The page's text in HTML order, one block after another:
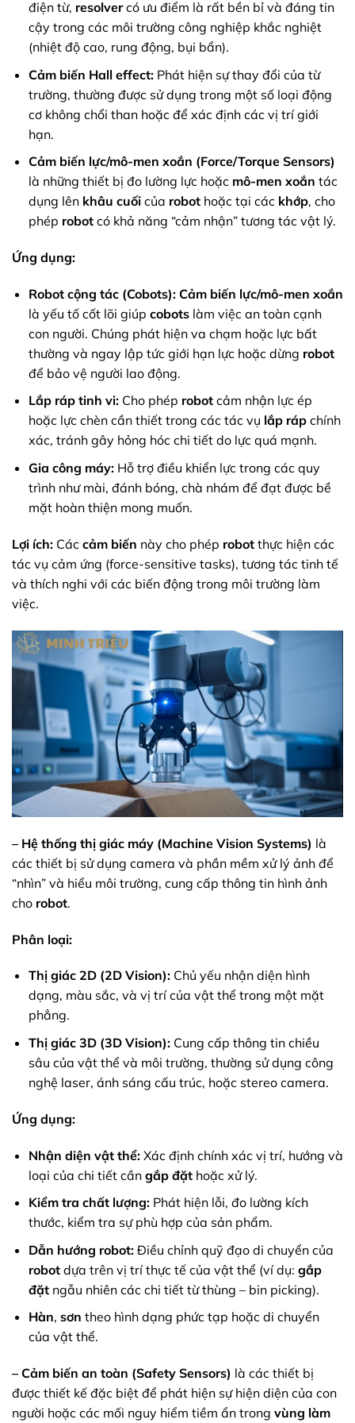
điện từ, resolvercó ưu điểm là rất bền bỉ và đáng tin
cậy trong các môi trường công nghiệp khắc nghiệt
(nhiệt độ cao, rung động, bụi bẩn).
Cảm biến Hall effect:Phát hiện sự thay đổi của từ
trường, thường được sử dụng trong một số loại động
cơ không chổi than hoặc để xác định các vị trí giới
hạn.
Cảm biến lực/mô-men xoắn (Force/Torque Sensors)
là những thiết bị đo lường lực hoặc mô-men xoắn tác
dụng lên khâu cuốicủa robothoặc tại các khớp, cho
phép robotcó khả năng “cảm nhận” tương tác vật lý.
Ứng dụng:
Robot cộng tác (Cobots): Cảm biến lực/mô-men xoắn
là yếu tố cốt lõi giúp cobotslàm việc an toàn cạnh
con người. Chúng phát hiện va chạm hoặc lực bất
thường và ngay lập tức giới hạn lực hoặc dừng robot
để bảo vệ người lao động.
Lắp ráp tinh vi:Cho phép robotcảm nhận lực ép
hoặc lực chèn cần thiết trong các tác vụ lắp rápchính
xác, tránh gây hỏng hóc chi tiết do lực quá mạnh.
Gia công máy:Hỗ trợ điều khiển lực trong các quy
trình như mài, đánh bóng, chà nhám để đạt được bề
mặt hoàn thiện mong muốn.
Lợi ích: Các cảm biến này cho phép robot thực hiện các
tác vụ cảm ứng (force-sensitive tasks), tương tác tinh tế
và thích nghi với các biến động trong môi trường làm
việc.
– Hệ thống thị giác máy (Machine Vision Systems) là
các thiết bị sử dụng camera và phần mềm xử lý ảnh để
“nhìn” và hiểu môi trường, cung cấp thông tin hình ảnh
cho robot.
Phân loại:
Thị giác 2D (2D Vision):Chủ yếu nhận diện hình
dạng, màu sắc, và vị trí của vật thể trong một mặt
phẳng.
Thị giác 3D (3D Vision):Cung cấp thông tin chiều
sâu của vật thể và môi trường, thường sử dụng công
nghệ laser, ánh sáng cấu trúc, hoặc stereo camera.
Ứng dụng:
Nhận diện vật thể:Xác định chính xác vị trí, hướng và
loại của chi tiết cần gắp đặthoặc xử lý.
Kiểm tra chất lượng:Phát hiện lỗi, đo lường kích
thước, kiểm tra sự phù hợp của sản phẩm.
Dẫn hướng robot:Điều chỉnh quỹ đạo di chuyển của
robotdựa trên vị trí thực tế của vật thể (ví dụ: gắp
đặtngẫu nhiên các chi tiết từ thùng – bin picking).
Hàn, sơn theo hình dạng phức tạp hoặc di chuyển
của vật thể.
– Cảm biến an toàn (Safety Sensors) là các thiết bị
được thiết kế đặc biệt để phát hiện sự hiện diện của con
người hoặc các mối nguy hiểm tiềm ẩn trong vùng làm